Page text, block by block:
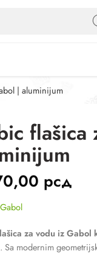
| aluminijum
flašica
рсд
Gabol
za vodu iz Gabol
Sa modernim